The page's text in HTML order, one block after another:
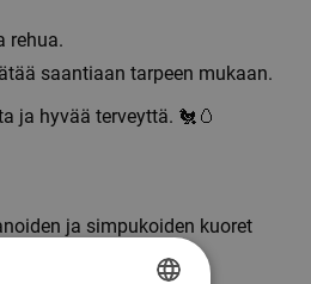
rehua.
saantiaan tarpeen mukaan.
ja hyvää terveyttä. 🐔🥚
ja simpukoiden kuoret
ja muita hivenaineita.